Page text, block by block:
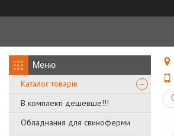
Каталог товарів
В комплекті дешевше!!!
Обладнання для свиноферми